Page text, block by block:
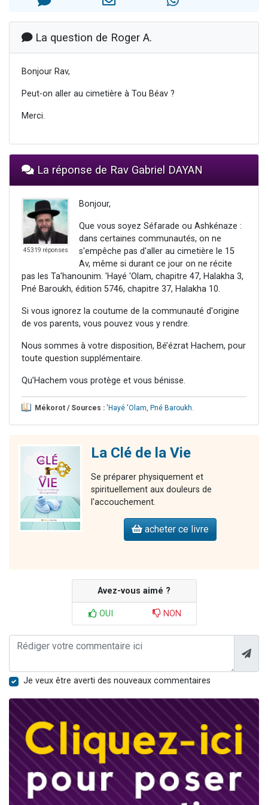
La question de Roger A.
Bonjour Rav,
Peut-on aller au cimetière à Tou Béav ?
Merci.
La réponse de Rav Gabriel DAYAN
45319 réponses
Bonjour,
Que vous soyez Séfarade ou Ashkénaze :
dans certaines communautés, on ne
s'empêche pas d'aller au cimetière le 15
Av, même si durant ce jour on ne récite
pas les Ta'hanounim. 'Hayé 'Olam, chapitre 47, Halakha 3,
Pné Baroukh, édition 5746, chapitre 37, Halakha 10.
Si vous ignorez la coutume de la communauté d'origine
de vos parents, vous pouvez vous y rendre.
Nous sommes à votre disposition, Bé’ézrat Hachem, pour
toute question supplémentaire.
Qu’Hachem vous protège et vous bénisse.
Mékorot / Sources : 'Hayé 'Olam, Pné Baroukh.
La Clé de la Vie
Se préparer physiquement et
spirituellement aux douleurs de
l'accouchement.
acheter ce livre
Avez-vous aimé ?
OUI NON
Je veux être averti des nouveaux commentaires